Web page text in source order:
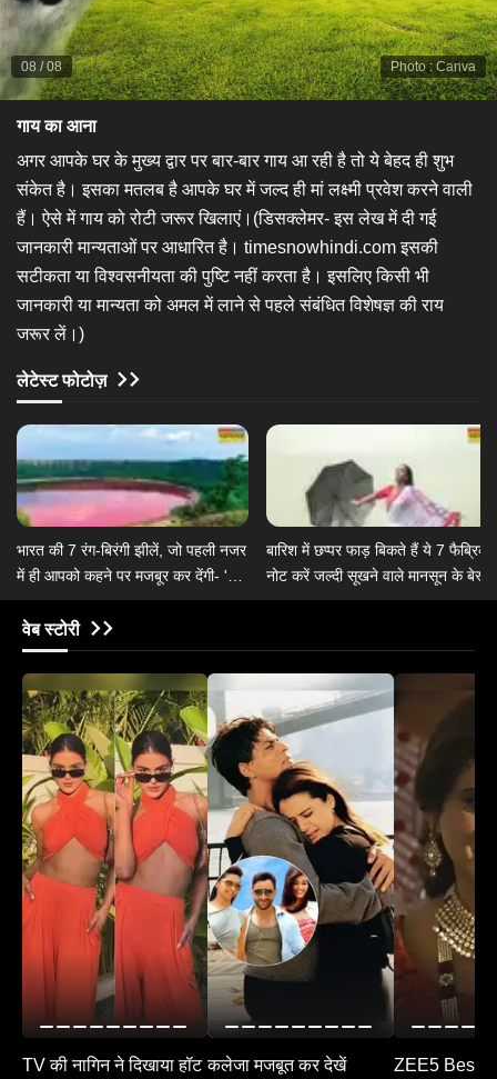
Photo: Canva
08 /08
गाय का आना
अगर आपके घर के मुख्य द्वार पर बार-बार गाय आ रही है तो ये बेहद ही शुभ
संकेत है। इसका मतलब है आपके घर में जल्द ही मां लक्ष्मी प्रवेश करने वाली
हैं। ऐसे में गाय को रोटी जरूर खिलाएं।(डिसक्लेमर- इस लेख में दी गई
जानकारी मान्यताओं पर आधारित है। timesnowhindi.com इसकी
सटीकता या विश्वसनीयता की पुष्टि नहीं करता है। इसलिए किसी भी
जानकारी या मान्यता को अमल में लाने से पहले संबंधित विशेषज्ञ की राय
जरूर लें।)
लेटेस्ट फोटोज़
भारत की 7 रंग-बिरंगी झीलें, जो पहली नजर
में ही आपको कहने पर मजबूर कर देंगी- 'क्या
ये सच में भारत है?'
​बारिश में छप्पर फाड़ बिकते हैं ये 7 फैब्रिक,
नोट करें जल्दी सूखने वाले मानसून के बेस्ट
फैब्रिक कौन से हैं​
वेब स्टोरी
TV की नागिन ने दिखाया हॉट कलेजा मजबूत कर देखें ZEE5 Best